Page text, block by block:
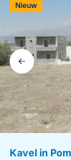
Galerij
navigatie
Kavel in
Nieuw